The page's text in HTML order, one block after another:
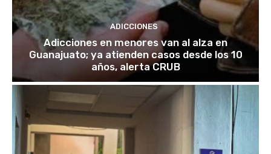
ADICCIONES
Adicciones en menores van al alza en
Guanajuato; ya atienden casos desde los 10
años, alerta CRUB